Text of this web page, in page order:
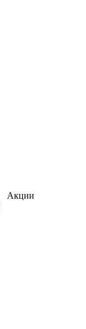
Акции